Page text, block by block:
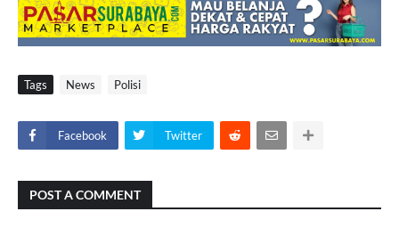
Tags News Polisi
Facebook Twitter
POST A COMMENT